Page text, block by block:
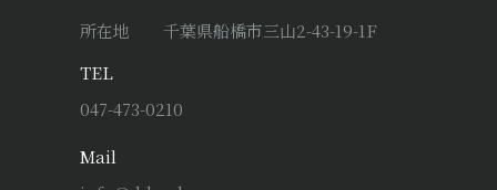
所在地 千葉県船橋市三山2-43-19-1F
TEL
047-473-0210
Mail